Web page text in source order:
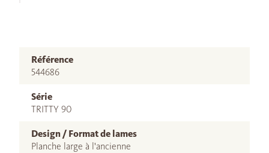
Référence
544686
Série
TRITTY 90
Design / Format de lames
Planche large à l'ancienne